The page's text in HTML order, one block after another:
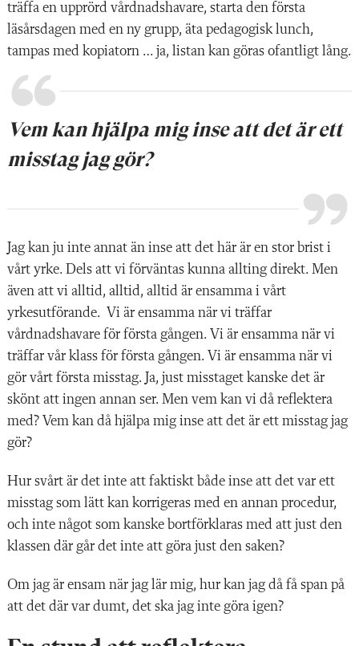
träffa en upprörd vårdnadshavare, starta den första
läsårsdagen med en ny grupp, äta pedagogisk lunch,
tampas med kopiatorn … ja, listan kan göras ofantligt lång.
Vem kan hjälpa mig inse att det är ett
misstag jag gör?
Jag kan ju inte annat än inse att det här är en stor brist i
vårt yrke. Dels att vi förväntas kunna allting direkt. Men
även att vi alltid, alltid, alltid är ensamma i vårt
yrkesutförande. Vi är ensamma när vi träffar
vårdnadshavare för första gången. Vi är ensamma när vi
träffar vår klass för första gången. Vi är ensamma när vi
gör vårt första misstag. Ja, just misstaget kanske det är
skönt att ingen annan ser. Men vem kan vi då reflektera
med? Vem kan då hjälpa mig inse att det är ett misstag jag
gör?
Hur svårt är det inte att faktiskt både inse att det var ett
misstag som lätt kan korrigeras med en annan procedur,
och inte något som kanske bortförklaras med att just den
klassen där går det inte att göra just den saken?
Om jag är ensam när jag lär mig, hur kan jag då få span på
att det där var dumt, det ska jag inte göra igen?